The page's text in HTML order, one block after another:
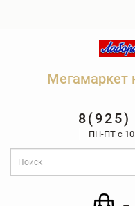
Мегамаркет
8(925)
ПН-ПТ c